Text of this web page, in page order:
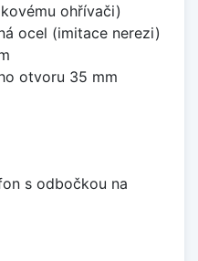
ohřívači)
ocel (imitace nerezi)
otvoru 35 mm
s odbočkou na